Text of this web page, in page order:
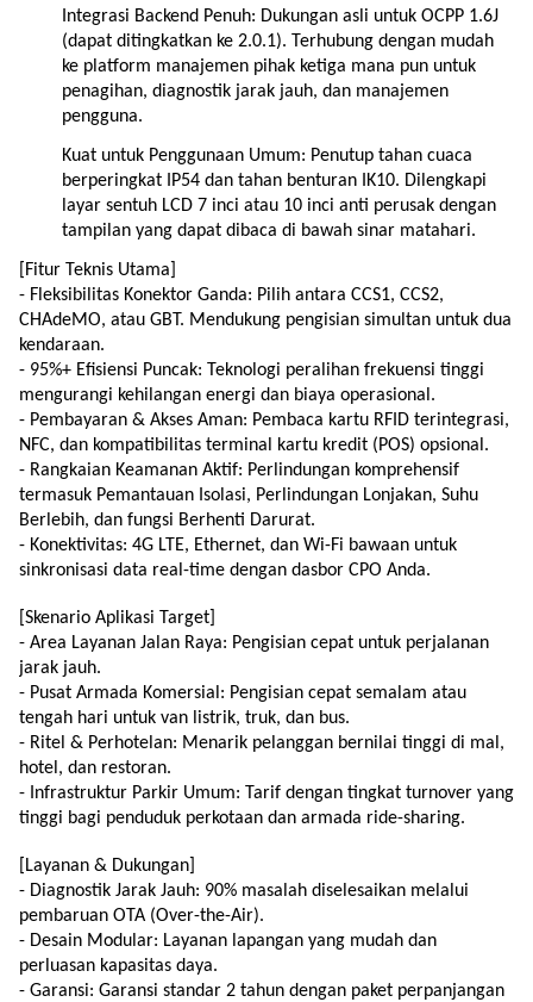
Integrasi Backend Penuh: Dukungan asli untuk OCPP 1.6J
(dapat ditingkatkan ke 2.0.1). Terhubung dengan mudah
ke platform manajemen pihak ketiga mana pun untuk
penagihan, diagnostik jarak jauh, dan manajemen
pengguna.
Kuat untuk Penggunaan Umum: Penutup tahan cuaca
berperingkat IP54 dan tahan benturan IK10. Dilengkapi
layar sentuh LCD 7 inci atau 10 inci anti perusak dengan
tampilan yang dapat dibaca di bawah sinar matahari.
[Fitur Teknis Utama]
- Fleksibilitas Konektor Ganda: Pilih antara CCS1, CCS2,
CHAdeMO, atau GBT. Mendukung pengisian simultan untuk dua
kendaraan.
- 95%+ Efisiensi Puncak: Teknologi peralihan frekuensi tinggi
mengurangi kehilangan energi dan biaya operasional.
- Pembayaran & Akses Aman: Pembaca kartu RFID terintegrasi,
NFC, dan kompatibilitas terminal kartu kredit (POS) opsional.
- Rangkaian Keamanan Aktif: Perlindungan komprehensif
termasuk Pemantauan Isolasi, Perlindungan Lonjakan, Suhu
Berlebih, dan fungsi Berhenti Darurat.
- Konektivitas: 4G LTE, Ethernet, dan Wi-Fi bawaan untuk
sinkronisasi data real-time dengan dasbor CPO Anda.
[Skenario Aplikasi Target]
- Area Layanan Jalan Raya: Pengisian cepat untuk perjalanan
jarak jauh.
- Pusat Armada Komersial: Pengisian cepat semalam atau
tengah hari untuk van listrik, truk, dan bus.
- Ritel & Perhotelan: Menarik pelanggan bernilai tinggi di mal,
hotel, dan restoran.
- Infrastruktur Parkir Umum: Tarif dengan tingkat turnover yang
tinggi bagi penduduk perkotaan dan armada ride-sharing.
[Layanan & Dukungan]
- Diagnostik Jarak Jauh: 90% masalah diselesaikan melalui
pembaruan OTA (Over-the-Air).
- Desain Modular: Layanan lapangan yang mudah dan
perluasan kapasitas daya.
- Garansi: Garansi standar 2 tahun dengan paket perpanjangan